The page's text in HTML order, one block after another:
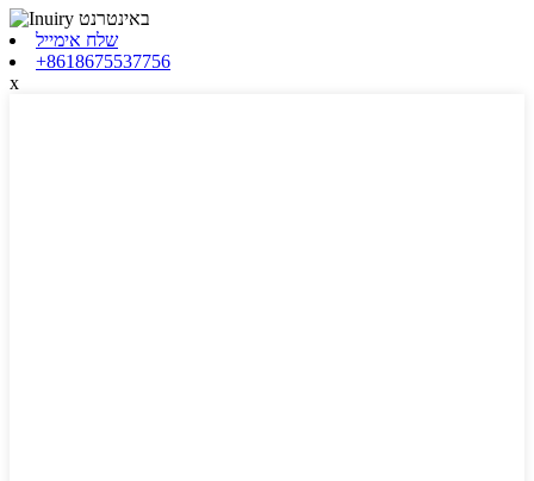
שלח אימייל
+8618675537756
x